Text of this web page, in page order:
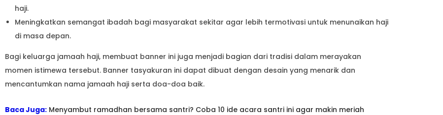
haji.
Meningkatkan semangat ibadah bagi masyarakat sekitar agar lebih termotivasi untuk menunaikan haji
di masa depan.
Bagi keluarga jamaah haji, membuat banner ini juga menjadi bagian dari tradisi dalam merayakan
momen istimewa tersebut. Banner tasyakuran ini dapat dibuat dengan desain yang menarik dan
mencantumkan nama jamaah haji serta doa-doa baik.
Baca Juga: Menyambut ramadhan bersama santri? Coba 10 ide acara santri ini agar makin meriah